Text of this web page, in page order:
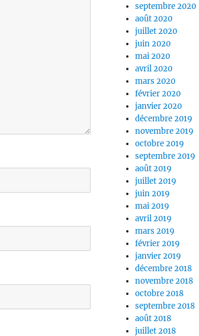
septembre 2020
août 2020
juillet 2020
juin 2020
mai 2020
avril 2020
mars 2020
février 2020
janvier 2020
décembre 2019
novembre 2019
octobre 2019
septembre 2019
août 2019
juillet 2019
juin 2019
mai 2019
avril 2019
mars 2019
février 2019
janvier 2019
décembre 2018
novembre 2018
octobre 2018
septembre 2018
août 2018
juillet 2018